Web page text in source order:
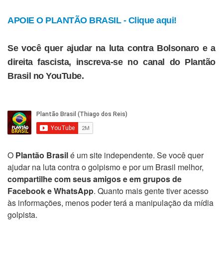
APOIE O PLANTÃO BRASIL - Clique aqui!
Se você quer ajudar na luta contra Bolsonaro e a
direita fascista, inscreva-se no canal do Plantão
Brasil no YouTube.
O Plantão Brasilé um site independente. Se você quer
ajudar na luta contra o golpismo e por um Brasil melhor,
compartilhe com seus amigos e em grupos de
Facebook e WhatsApp. Quanto mais gente tiver acesso
às informações, menos poder terá a manipulação da mídia
golpista.